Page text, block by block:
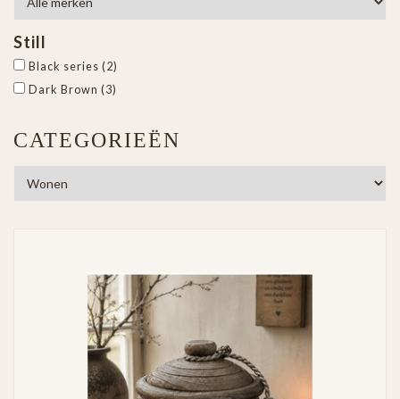
Still
Black series (2)
Dark Brown (3)
CATEGORIEËN